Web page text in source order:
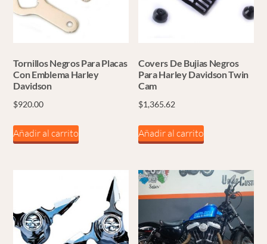
Tornillos Negros Para Placas
Con Emblema Harley
Davidson
$920.00
Añadir al carrito
Covers De Bujias Negros
Para Harley Davidson Twin
Cam
$1,365.62
Añadir al carrito